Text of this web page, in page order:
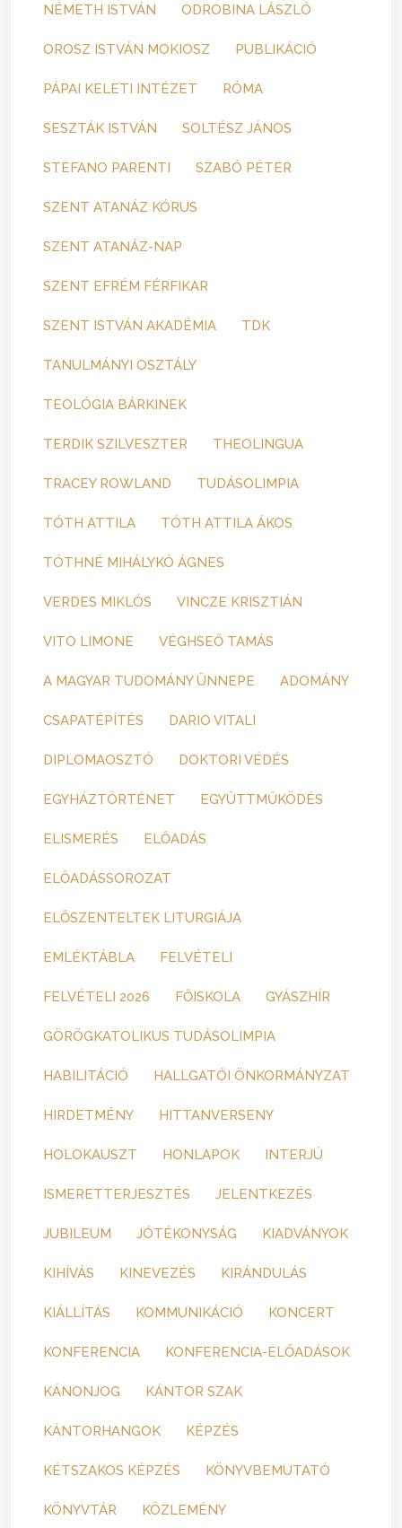
NÉMETH ISTVÁN ODROBINA LÁSZLÓ
OROSZ ISTVÁN MOKIOSZ PUBLIKÁCIÓ
PÁPAI KELETI INTÉZET RÓMA
SESZTÁK ISTVÁN SOLTÉSZ JÁNOS
STEFANO PARENTI SZABÓ PÉTER
SZENT ATANÁZ KÓRUS
SZENT ATANÁZ-NAP
SZENT EFRÉM FÉRFIKAR
SZENT ISTVÁN AKADÉMIA TDK
TANULMÁNYI OSZTÁLY
TEOLÓGIA BÁRKINEK
TERDIK SZILVESZTER THEOLINGUA
TRACEY ROWLAND TUDÁSOLIMPIA
TÓTH ATTILA TÓTH ATTILA ÁKOS
TÓTHNÉ MIHÁLYKÓ ÁGNES
VERDES MIKLÓS VINCZE KRISZTIÁN
VITO LIMONE VÉGHSEŐ TAMÁS
A MAGYAR TUDOMÁNY ÜNNEPE ADOMÁNY
CSAPATÉPÍTÉS DARIO VITALI
DIPLOMAOSZTÓ DOKTORI VÉDÉS
EGYHÁZTÖRTÉNET EGYÜTTMŰKÖDÉS
ELISMERÉS ELŐADÁS
ELŐADÁSSOROZAT
ELŐSZENTELTEK LITURGIÁJA
EMLÉKTÁBLA FELVÉTELI
FELVÉTELI 2026 FŐISKOLA GYÁSZHÍR
GÖRÖGKATOLIKUS TUDÁSOLIMPIA
HABILITÁCIÓ HALLGATÓI ÖNKORMÁNYZAT
HIRDETMÉNY HITTANVERSENY
HOLOKAUSZT HONLAPOK INTERJÚ
ISMERETTERJESZTÉS JELENTKEZÉS
JUBILEUM JÓTÉKONYSÁG KIADVÁNYOK
KIHÍVÁS KINEVEZÉS KIRÁNDULÁS
KIÁLLÍTÁS KOMMUNIKÁCIÓ KONCERT
KONFERENCIA KONFERENCIA-ELŐADÁSOK
KÁNONJOG KÁNTOR SZAK
KÁNTORHANGOK KÉPZÉS
KÉTSZAKOS KÉPZÉS KÖNYVBEMUTATÓ
KÖNYVTÁR KÖZLEMÉNY